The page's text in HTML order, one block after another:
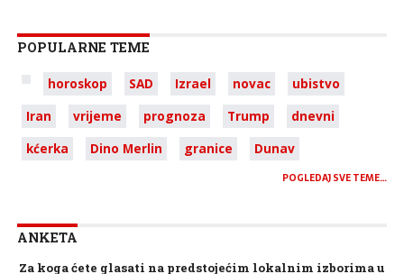
POPULARNE TEME
horoskop SAD Izrael novac
ubistvo
Iran
vrijeme prognoza Trump
dnevni
kćerka
Dino Merlin granice Dunav
POGLEDAJ SVE TEME…
ANKETA
Za koga ćete glasati na predstojećim lokalnim izborima u